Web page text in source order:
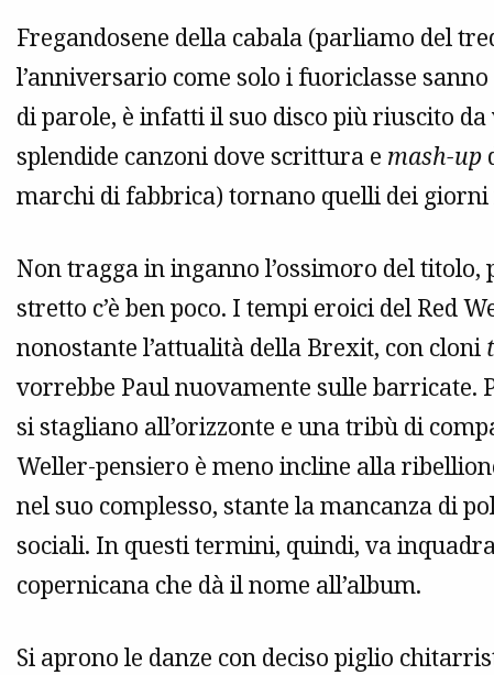
Fregandosene della cabala (parliamo del
l’anniversario come solo i fuoriclasse
di parole, è infatti il suo disco più riuscito
splendide canzoni dove scrittura e mash-up
marchi di fabbrica) tornano quelli dei
Non tragga in inganno l’ossimoro del
stretto c’è ben poco. I tempi eroici del Red
nonostante l’attualità della Brexit, con cloni
vorrebbe Paul nuovamente sulle barricate.
si stagliano all’orizzonte e una tribù di
Weller-pensiero è meno incline alla
nel suo complesso, stante la mancanza di
sociali. In questi termini, quindi, va
copernicana che dà il nome all’album.
Si aprono le danze con deciso piglio